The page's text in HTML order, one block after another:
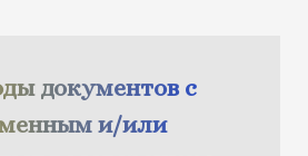
документов с
и/или